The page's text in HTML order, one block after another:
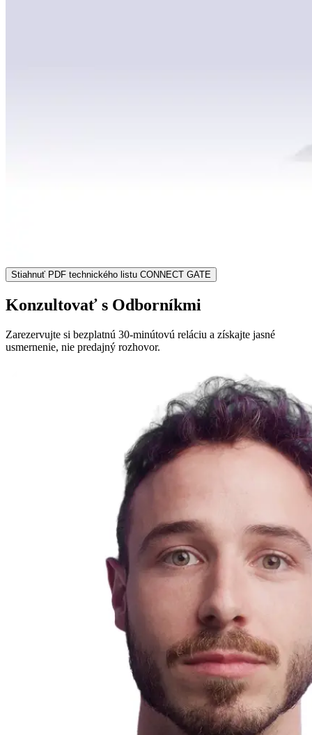
Stiahnuť PDF technického listu CONNECT GATE
Konzultovať s Odborníkmi
Zarezervujte si bezplatnú 30-minútovú reláciu a získajte jasné
usmernenie, nie predajný rozhovor.